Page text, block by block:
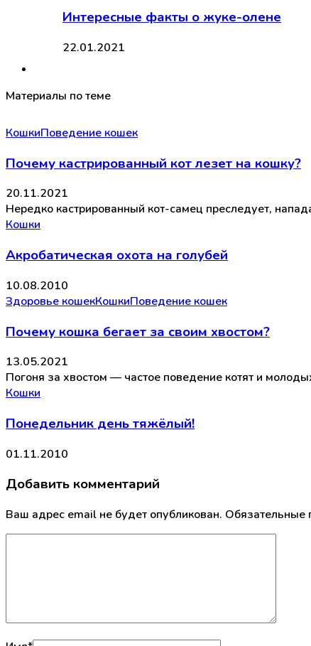
Интересные факты о жуке-олене
22.01.2021
Материалы по теме
КошкиПоведение кошек
Почему кастрированный кот лезет на кошку?
20.11.2021
Нередко кастрированный кот-самец преследует,
Кошки
Акробатическая охота на голубей
10.08.2010
Здоровье кошекКошкиПоведение кошек
Почему кошка бегает за своим хвостом?
13.05.2021
Погоня за хвостом — частое поведение котят и
Кошки
Понедельник день тяжёлый!
01.11.2010
Добавить комментарий
Ваш адрес email не будет опубликован. Обязательные